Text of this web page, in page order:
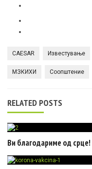
CAESAR Известување
МЗКИХИ Соопштение
RELATED POSTS
Ви благодариме од срце!